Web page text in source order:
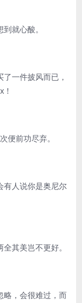
就心酸。
一件披风而已，
前功尽弃。
人说你是奥尼尔
其美岂不更好。
，会很难过，而